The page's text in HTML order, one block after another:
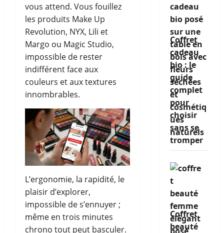
vous attend. Vous fouillez
les produits Make Up
Revolution, NYX, Lili et
Margo ou Magic Studio,
impossible de rester
indifférent face aux
couleurs et aux textures
innombrables.
L’ergonomie, la rapidité, le
plaisir d’explorer,
impossible de s’ennuyer ;
même en trois minutes
chrono tout peut basculer.
Coffret
cadeau
bio : le
guide
complet
pour
choisir
sans se
tromper
Coffret
beauté